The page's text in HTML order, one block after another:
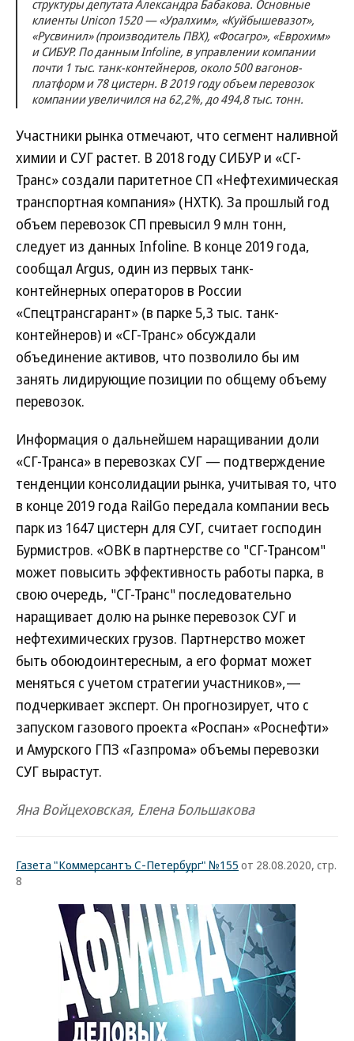
структуры депутата Александра Бабакова. Основные
клиенты Unicon 1520 — «Уралхим», «Куйбышевазот»,
«Русвинил» (производитель ПВХ), «Фосагро», «Еврохим»
и СИБУР. По данным Infoline, в управлении компании
почти 1 тыс. танк-контейнеров, около 500 вагонов-
платформ и 78 цистерн. В 2019 году объем перевозок
компании увеличился на 62,2%, до 494,8 тыс. тонн.
Участники рынка отмечают, что сегмент наливной
химии и СУГ растет. В 2018 году СИБУР и «СГ-
Транс» создали паритетное СП «Нефтехимическая
транспортная компания» (НХТК). За прошлый год
объем перевозок СП превысил 9 млн тонн,
следует из данных Infoline. В конце 2019 года,
сообщал Argus, один из первых танк-
контейнерных операторов в России
«Спецтрансгарант» (в парке 5,3 тыс. танк-
контейнеров) и «СГ-Транс» обсуждали
объединение активов, что позволило бы им
занять лидирующие позиции по общему объему
перевозок.
Информация о дальнейшем наращивании доли
«СГ-Транса» в перевозках СУГ — подтверждение
тенденции консолидации рынка, учитывая то, что
в конце 2019 года RailGo передала компании весь
парк из 1647 цистерн для СУГ, считает господин
Бурмистров. «ОВК в партнерстве со "СГ-Трансом"
может повысить эффективность работы парка, в
свою очередь, "СГ-Транс" последовательно
наращивает долю на рынке перевозок СУГ и
нефтехимических грузов. Партнерство может
быть обоюдоинтересным, а его формат может
меняться с учетом стратегии участников»,—
подчеркивает эксперт. Он прогнозирует, что с
запуском газового проекта «Роспан» «Роснефти»
и Амурского ГПЗ «Газпрома» объемы перевозки
СУГ вырастут.
Яна Войцеховская, Елена Большакова
Газета "Коммерсантъ С-Петербург" №155 от 28.08.2020, стр.
8